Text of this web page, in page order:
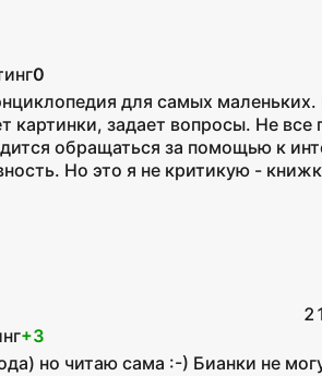
0
для самых маленьких.
картинки, задает вопросы. Не все
обращаться за помощью к
Но это я не критикую -
+3
но читаю сама :-) Бианки не